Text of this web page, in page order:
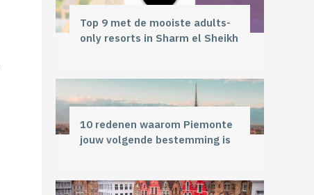
Top 9 met de mooiste adults-
only resorts in Sharm el Sheikh
10 redenen waarom Piemonte
jouw volgende bestemming is